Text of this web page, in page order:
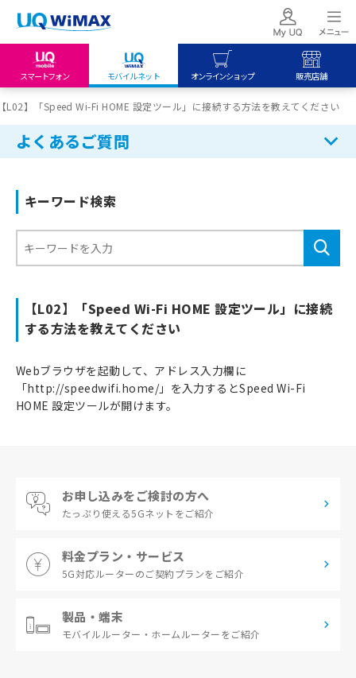
スマートフォン モバイルネット オンラインショップ 販売店舗
my UQ WiMAX
UQ WiMAX ご契約の方
My UQ mobile
UQ mobile
UQ mobile
オンラインショップ
UQ WiMAX
UQ mobile
販売店舗
UQ WiMAX
L02】「Speed Wi-Fi HOME 設定ツール」に接続する方法を教えてください
よくあるご質問
キーワード検索
【L02】「Speed Wi-Fi HOME 設定ツール」に接続
する方法を教えてください
Webブラウザを起動して、アドレス入力欄に
「http://speedwifi.home/」を入力するとSpeed Wi-Fi
HOME 設定ツールが開けます。
お申し込みをご検討の方へ
たっぷり使える5Gネットをご紹介
料金プラン・サービス
5G対応ルーターのご契約プランをご紹介
製品・端末
モバイルルーター・ ホームルーターをご紹介